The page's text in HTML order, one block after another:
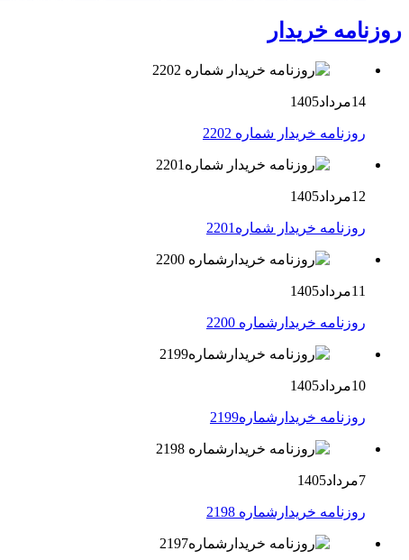
روزنامه خریدار
14مرداد1405
روزنامه خریدار شماره 2202
12مرداد1405
روزنامه خریدار شماره2201
11مرداد1405
روزنامه خریدارشماره 2200
10مرداد1405
روزنامه خریدارشماره2199
7مرداد1405
روزنامه خریدارشماره 2198